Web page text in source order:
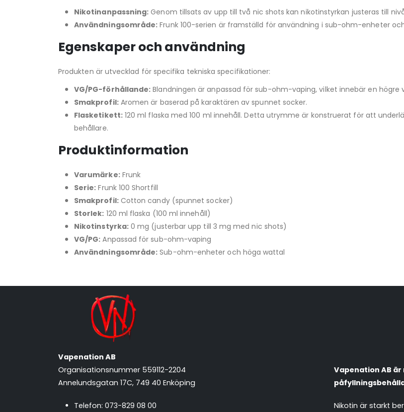
Nikotinanpassning: Genom tillsats av upp till två nic shots kan nikotinstyrkan justeras till
Användningsområde: Frunk 100-serien är framställd för användning i sub-ohm-enheter
Egenskaper och användning
Produkten är utvecklad för specifika tekniska specifikationer:
VG/PG-förhållande: Blandningen är anpassad för sub-ohm-vaping, vilket innebär en
Smakprofil:Aromen är baserad på karaktären av spunnet socker.
Flasketikett:120 ml flaska med 100 ml innehåll. Detta utrymme är konstruerat för att
behållare.
Produktinformation
Varumärke:Frunk
Serie: Frunk 100 Shortfill
Smakprofil:Cotton candy (spunnet socker)
Storlek: 120 ml flaska (100 ml innehåll)
Nikotinstyrka:0 mg (justerbar upp till 3 mg med nic shots)
VG/PG: Anpassad för sub-ohm-vaping
Användningsområde: Sub-ohm-enheter och höga wattal
Vapenation AB
Organisationsnummer 559112-2204
Annelundsgatan 17C, 749 40 Enköping
Telefon: 073-829 08 00
Vapenation AB
Nikotin är starkt